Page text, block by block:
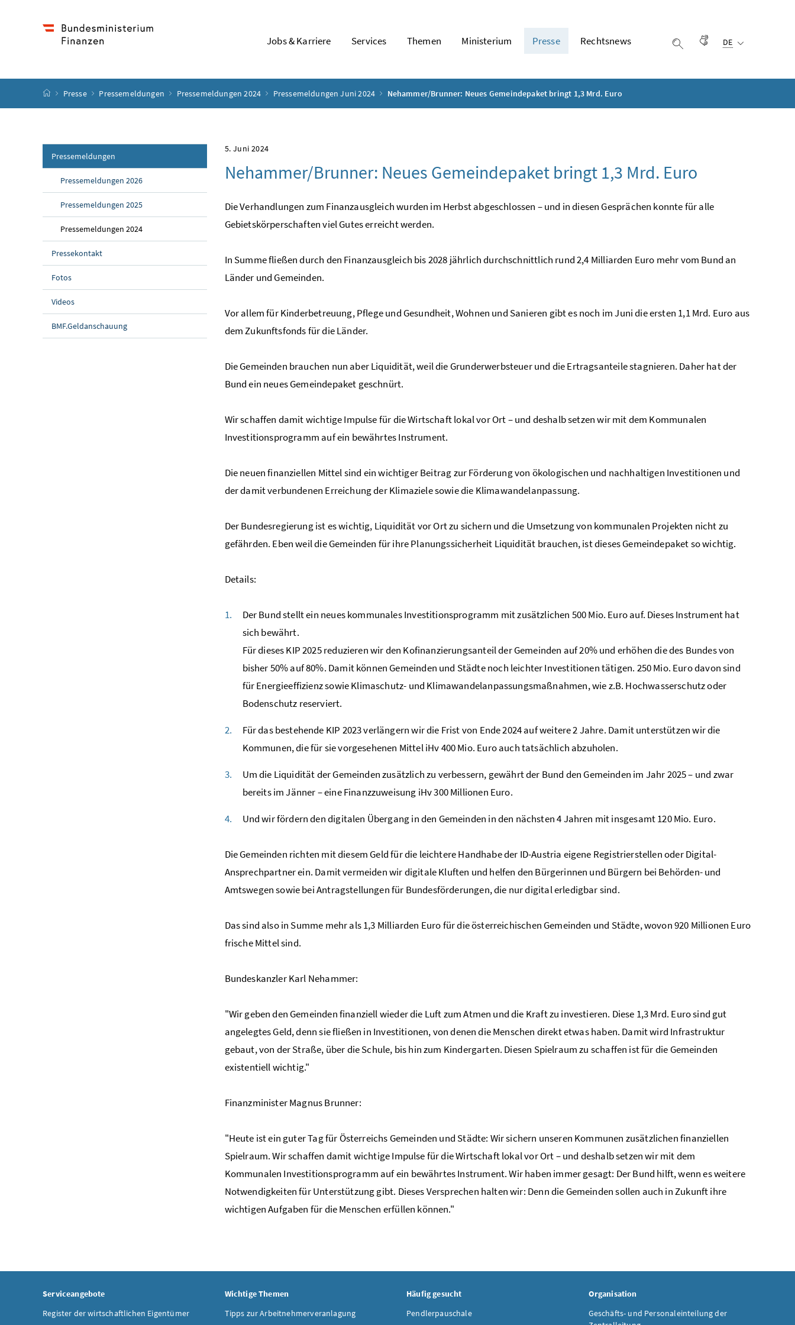
Jobs & Karriere Services Themen Ministerium Presse Rechtsnews Suche einblenden
Gebärdensprache
DE
Startseite
Presse Pressemeldungen Pressemeldungen 2024 Pressemeldungen Juni 2024 Nehammer/Brunner: Neues Gemeindepaket bringt 1,3 Mrd. Euro
Pressemeldungen
Pressemeldungen 2026
Pressemeldungen 2025
Pressemeldungen 2024
Pressekontakt
Fotos
Videos
BMF.Geldanschauung
5. Juni 2024
Nehammer/Brunner: Neues Gemeindepaket bringt 1,3 Mrd. Euro
Die Verhandlungen zum Finanzausgleich wurden im Herbst abgeschlossen – und in diesen Gesprächen konnte für alle
Gebietskörperschaften viel Gutes erreicht werden.
In Summe fließen durch den Finanzausgleich bis 2028 jährlich durchschnittlich rund 2,4 Milliarden Euro mehr vom Bund an
Länder und Gemeinden.
Vor allem für Kinderbetreuung, Pflege und Gesundheit, Wohnen und Sanieren gibt es noch im Juni die ersten 1,1 Mrd. Euro aus
dem Zukunftsfonds für die Länder.
Die Gemeinden brauchen nun aber Liquidität, weil die Grunderwerbsteuer und die Ertragsanteile stagnieren. Daher hat der
Bund ein neues Gemeindepaket geschnürt.
Wir schaffen damit wichtige Impulse für die Wirtschaft lokal vor Ort – und deshalb setzen wir mit dem Kommunalen
Investitionsprogramm auf ein bewährtes Instrument.
Die neuen finanziellen Mittel sind ein wichtiger Beitrag zur Förderung von ökologischen und nachhaltigen Investitionen und
der damit verbundenen Erreichung der Klimaziele sowie die Klimawandelanpassung.
Der Bundesregierung ist es wichtig, Liquidität vor Ort zu sichern und die Umsetzung von kommunalen Projekten nicht zu
gefährden. Eben weil die Gemeinden für ihre Planungssicherheit Liquidität brauchen, ist dieses Gemeindepaket so wichtig.
Details:
Der Bund stellt ein neues kommunales Investitionsprogramm mit zusätzlichen 500 Mio. Euro auf. Dieses Instrument hat
sich bewährt.
Für dieses KIP 2025 reduzieren wir den Kofinanzierungsanteil der Gemeinden auf 20% und erhöhen die des Bundes von
bisher 50% auf 80%. Damit können Gemeinden und Städte noch leichter Investitionen tätigen. 250 Mio. Euro davon sind
für Energieeffizienz sowie Klimaschutz- und Klimawandelanpassungsmaßnahmen, wie z.B. Hochwasserschutz oder
Bodenschutz reserviert.
Für das bestehende KIP 2023 verlängern wir die Frist von Ende 2024 auf weitere 2 Jahre. Damit unterstützen wir die
Kommunen, die für sie vorgesehenen Mittel iHv 400 Mio. Euro auch tatsächlich abzuholen.
Um die Liquidität der Gemeinden zusätzlich zu verbessern, gewährt der Bund den Gemeinden im Jahr 2025 – und zwar
bereits im Jänner – eine Finanzzuweisung iHv 300 Millionen Euro.
Und wir fördern den digitalen Übergang in den Gemeinden in den nächsten 4 Jahren mit insgesamt 120 Mio. Euro.
Die Gemeinden richten mit diesem Geld für die leichtere Handhabe der ID-Austria eigene Registrierstellen oder Digital-
Ansprechpartner ein. Damit vermeiden wir digitale Kluften und helfen den Bürgerinnen und Bürgern bei Behörden- und
Amtswegen sowie bei Antragstellungen für Bundesförderungen, die nur digital erledigbar sind.
Das sind also in Summe mehr als 1,3 Milliarden Euro für die österreichischen Gemeinden und Städte, wovon 920 Millionen Euro
frische Mittel sind.
Bundeskanzler Karl Nehammer:
"Wir geben den Gemeinden finanziell wieder die Luft zum Atmen und die Kraft zu investieren. Diese 1,3 Mrd. Euro sind gut
angelegtes Geld, denn sie fließen in Investitionen, von denen die Menschen direkt etwas haben. Damit wird Infrastruktur
gebaut, von der Straße, über die Schule, bis hin zum Kindergarten. Diesen Spielraum zu schaffen ist für die Gemeinden
existentiell wichtig."
Finanzminister Magnus Brunner:
"Heute ist ein guter Tag für Österreichs Gemeinden und Städte: Wir sichern unseren Kommunen zusätzlichen finanziellen
Spielraum. Wir schaffen damit wichtige Impulse für die Wirtschaft lokal vor Ort – und deshalb setzen wir mit dem
Kommunalen Investitionsprogramm auf ein bewährtes Instrument. Wir haben immer gesagt: Der Bund hilft, wenn es weitere
Notwendigkeiten für Unterstützung gibt. Dieses Versprechen halten wir: Denn die Gemeinden sollen auch in Zukunft ihre
wichtigen Aufgaben für die Menschen erfüllen können."
Serviceangebote
Register der wirtschaftlichen Eigentümer
Wichtige Themen
Tipps zur Arbeitnehmerveranlagung
Häufig gesucht
Pendlerpauschale
Organisation
Geschäfts- und Personaleinteilung der